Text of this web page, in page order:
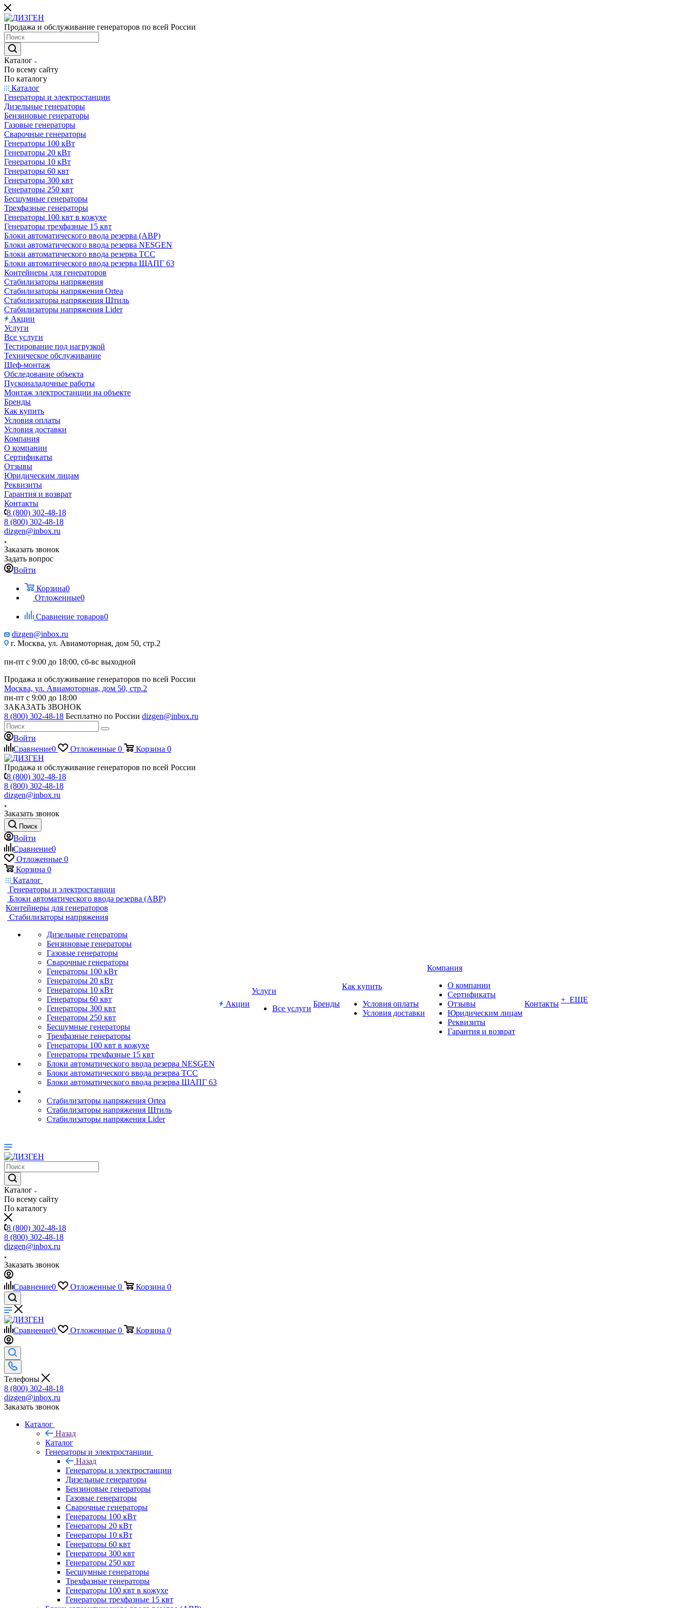
Продажа и обслуживание генераторов по всей России
Каталог
По всему сайту
По каталогу
Каталог
Генераторы и электростанции
Дизельные генераторы
Бензиновые генераторы
Газовые генераторы
Сварочные генераторы
Генераторы 100 кВт
Генераторы 20 кВт
Генераторы 10 кВт
Генераторы 60 квт
Генераторы 300 квт
Генераторы 250 квт
Бесшумные генераторы
Трехфазные генераторы
Генераторы 100 квт в кожухе
Генераторы трехфазные 15 квт
Блоки автоматического ввода резерва (АВР)
Блоки автоматического ввода резерва NESGEN
Блоки автоматического ввода резерва ТСС
Блоки автоматического ввода резерва ЩАПГ 63
Контейнеры для генераторов
Стабилизаторы напряжения
Стабилизаторы напряжения Ortea
Стабилизаторы напряжения Штиль
Стабилизаторы напряжения Lider
Акции
Услуги
Все услуги
Тестирование под нагрузкой
Техническое обслуживание
Шеф-монтаж
Обследование объекта
Пусконаладочные работы
Монтаж электростанции на объекте
Бренды
Как купить
Условия оплаты
Условия доставки
Компания
О компании
Сертификаты
Отзывы
Юридическим лицам
Реквизиты
Гарантия и возврат
Контакты
8 (800) 302-48-18
8 (800) 302-48-18
dizgen@inbox.ru
Заказать звонок
Задать вопрос
Войти
Корзина0
Отложенные0
Сравнение товаров0
dizgen@inbox.ru
г. Москва, ул. Авиамоторная, дом 50, стр.2
пн-пт с 9:00 до 18:00, сб-вс выходной
Продажа и обслуживание генераторов по всей России
Москва, ул. Авиамоторная, дом 50, стр.2
пн-пт с 9:00 до 18:00
ЗАКАЗАТЬ ЗВОНОК
8 (800) 302-48-18 Бесплатно по России dizgen@inbox.ru
Войти
Сравнение0 Отложенные 0 Корзина 0
Продажа и обслуживание генераторов по всей России
8 (800) 302-48-18
8 (800) 302-48-18
dizgen@inbox.ru
Заказать звонок
Поиск
Войти
Сравнение0
Отложенные 0
Корзина 0
Каталог
Генераторы и электростанции
Блоки автоматического ввода резерва (АВР)
Контейнеры для генераторов
Стабилизаторы напряжения
Дизельные генераторы
Бензиновые генераторы
Газовые генераторы
Сварочные генераторы
Генераторы 100 кВт
Генераторы 20 кВт
Генераторы 10 кВт
Генераторы 60 квт
Генераторы 300 квт
Генераторы 250 квт
Бесшумные генераторы
Трехфазные генераторы
Генераторы 100 квт в кожухе
Генераторы трехфазные 15 квт
Блоки автоматического ввода резерва NESGEN
Блоки автоматического ввода резерва ТСС
Блоки автоматического ввода резерва ЩАПГ 63
Стабилизаторы напряжения Ortea
Стабилизаторы напряжения Штиль
Стабилизаторы напряжения Lider
Акции
Услуги
Все услуги
Бренды
Как купить
Условия оплаты
Условия доставки
Компания
О компании
Сертификаты
Отзывы
Юридическим лицам
Реквизиты
Гарантия и возврат
Контакты + ЕЩЕ
Каталог
По всему сайту
По каталогу
8 (800) 302-48-18
8 (800) 302-48-18
dizgen@inbox.ru
Заказать звонок
Сравнение0 Отложенные 0 Корзина 0
Сравнение0 Отложенные 0 Корзина 0
Телефоны
8 (800) 302-48-18
dizgen@inbox.ru
Заказать звонок
Каталог
Назад
Каталог
Генераторы и электростанции
Назад
Генераторы и электростанции
Дизельные генераторы
Бензиновые генераторы
Газовые генераторы
Сварочные генераторы
Генераторы 100 кВт
Генераторы 20 кВт
Генераторы 10 кВт
Генераторы 60 квт
Генераторы 300 квт
Генераторы 250 квт
Бесшумные генераторы
Трехфазные генераторы
Генераторы 100 квт в кожухе
Генераторы трехфазные 15 квт